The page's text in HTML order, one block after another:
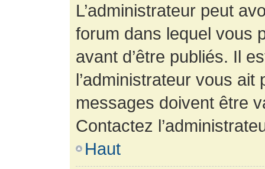
L’administrateur peut
forum dans lequel vous
avant d’être publiés. Il
l’administrateur vous
messages doivent être
Contactez
Haut